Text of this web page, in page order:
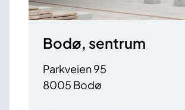
Bodø, sentrum
Parkveien 95
8005 Bodø